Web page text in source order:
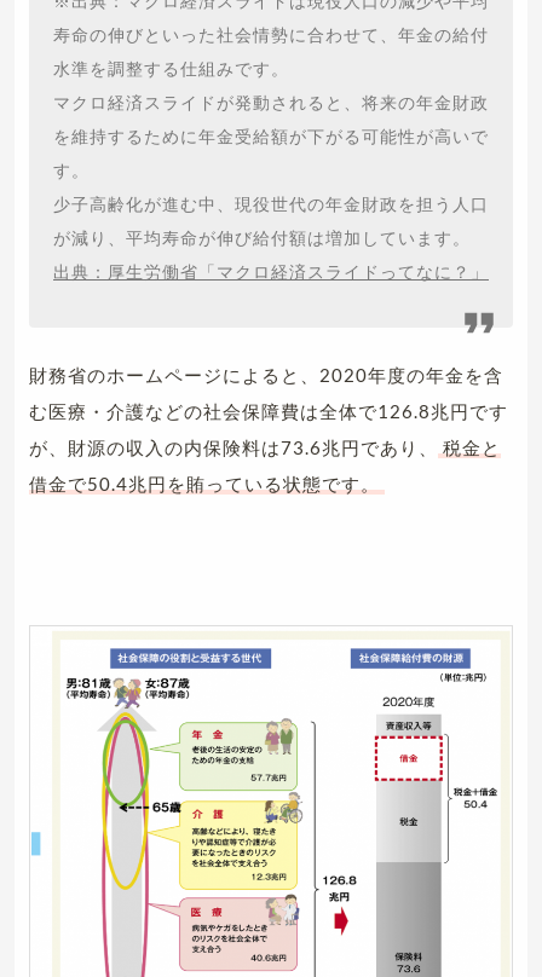
寿命の伸びといった社会情勢に合わせて、年金の給付
水準を調整する仕組みです。
マクロ経済スライドが発動されると、将来の年金財政
を維持するために年金受給額が下がる可能性が高いで
す。
少子高齢化が進む中、現役世代の年金財政を担う人口
が減り、平均寿命が伸び給付額は増加しています。
出典：厚生労働省「マクロ経済スライドってなに？」
財務省のホームページによると、2020年度の年金を含
む医療・介護などの社会保障費は全体で126.8兆円です
が、財源の収入の内保険料は73.6兆円であり、
税金と
借金で50.4兆円を賄っている状態です。